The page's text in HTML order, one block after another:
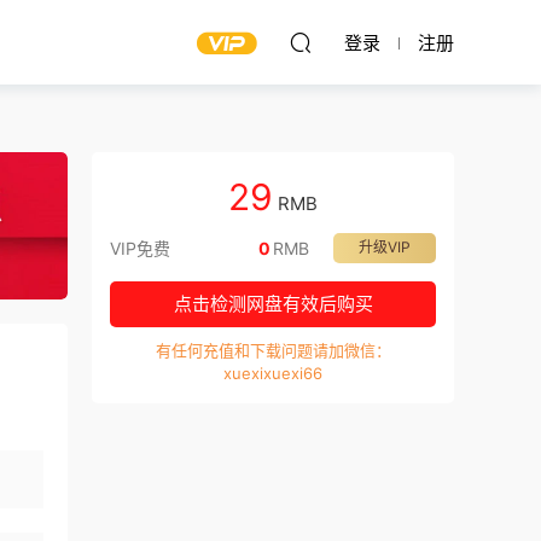
登录 注册
29 RMB
VIP免费 升级VIP
0 RMB
点击检测网盘有效后购买
有任何充值和下载问题请加微信：
xuexixuexi66